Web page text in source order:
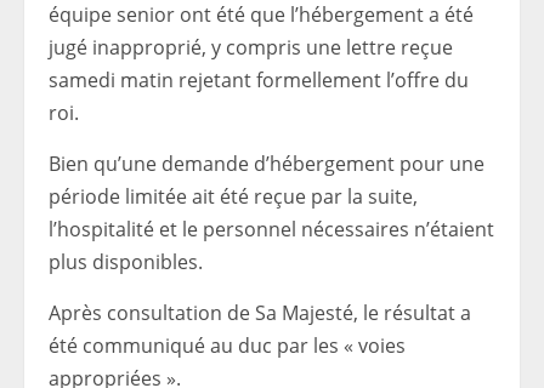
équipe senior ont été que l’hébergement a été
jugé inapproprié, y compris une lettre reçue
samedi matin rejetant formellement l’offre du
roi.
Bien qu’une demande d’hébergement pour une
période limitée ait été reçue par la suite,
l’hospitalité et le personnel nécessaires n’étaient
plus disponibles.
Après consultation de Sa Majesté, le résultat a
été communiqué au duc par les « voies
appropriées ».